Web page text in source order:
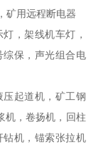
矿用远程断电器
，架线机车灯，
保，声光组合电
起道机，矿工钢
机，卷扬机，回柱
机，锚索张拉机